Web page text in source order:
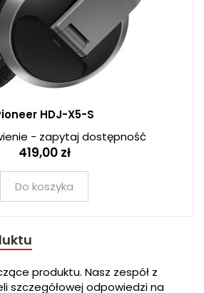
HDJ-X5-S
- zapytaj dostępność
419,00 zł
Do koszyka
produktu. Nasz zespół z
szczegółowej odpowiedzi na